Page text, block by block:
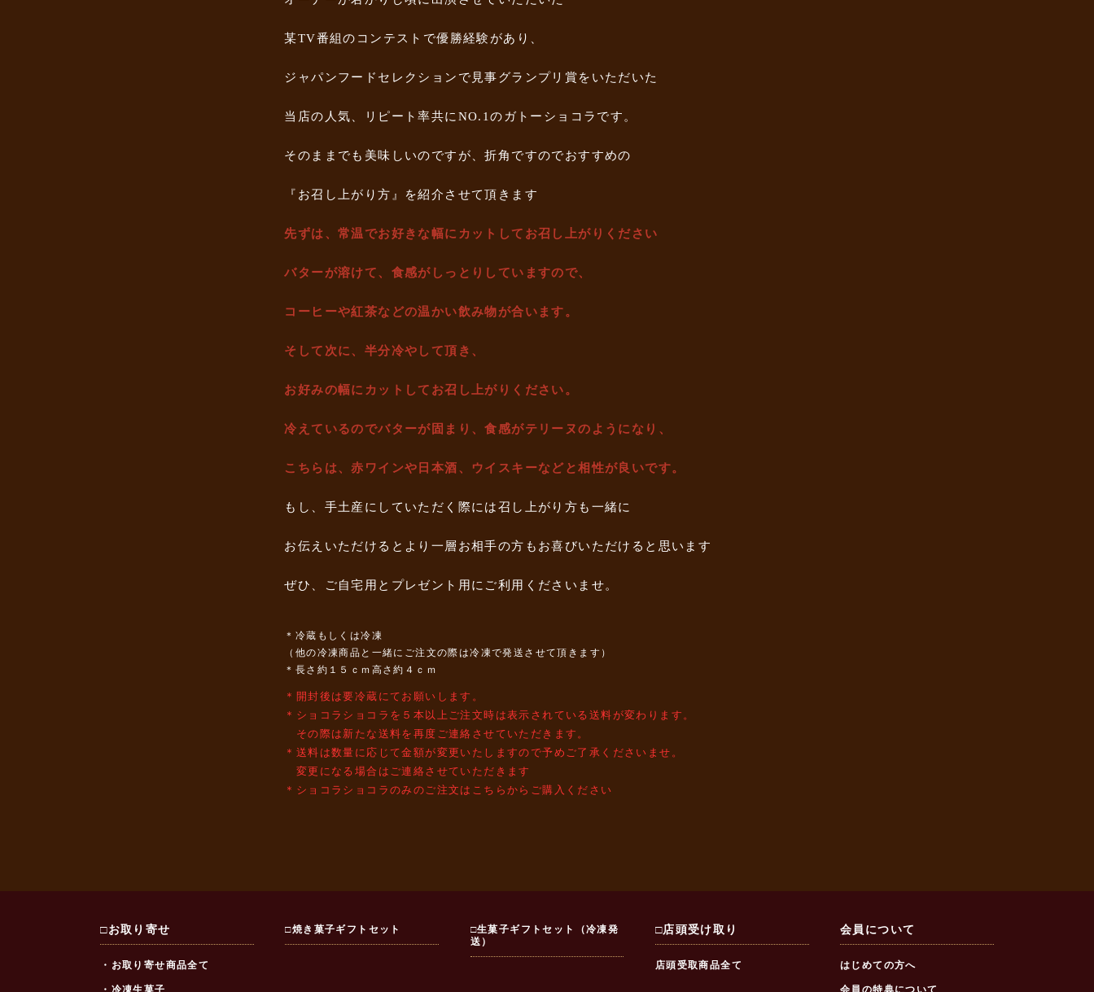
某TV番組のコンテストで優勝経験があり、
ジャパンフードセレクションで見事グランプリ賞をいただいた
当店の人気、リピート率共にNO.1のガトーショコラです。
そのままでも美味しいのですが、折角ですのでおすすめの
『お召し上がり方』を紹介させて頂きます
先ずは、常温でお好きな幅にカットしてお召し上がりください
バターが溶けて、食感がしっとりしていますので、
コーヒーや紅茶などの温かい飲み物が合います。
そして次に、半分冷やして頂き、
お好みの幅にカットしてお召し上がりください。
冷えているのでバターが固まり、食感がテリーヌのようになり、
こちらは、赤ワインや日本酒、ウイスキーなどと相性が良いです。
もし、手土産にしていただく際には召し上がり方も一緒に
お伝えいただけるとより一層お相手の方もお喜びいただけると思います
ぜひ、ご自宅用とプレゼント用にご利用くださいませ。
＊冷蔵もしくは冷凍
（他の冷凍商品と一緒にご注文の際は冷凍で発送させて頂きます）
＊長さ約１５ｃｍ高さ約４ｃｍ
＊開封後は要冷蔵にてお願いします。
＊ショコラショコラを５本以上ご注文時は表示されている送料が変わります。
その際は新たな送料を再度ご連絡させていただきます。
＊送料は数量に応じて金額が変更いたしますので予めご了承くださいませ。
変更になる場合はご連絡させていただきます
＊ショコラショコラのみのご注文はこちらからご購入ください
□お取り寄せ
・お取り寄せ商品全て
・冷凍生菓子
□焼き菓子ギフトセット
□生菓子ギフトセット（冷凍発
送）
□店頭受け取り
店頭受取商品全て
会員について
はじめての方へ
会員の特典について